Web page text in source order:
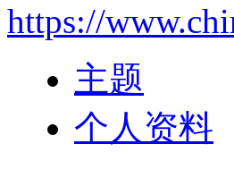
https://
主题
个人资料